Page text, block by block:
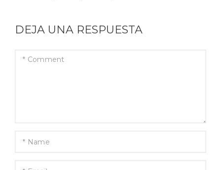
DEJA UNA RESPUESTA